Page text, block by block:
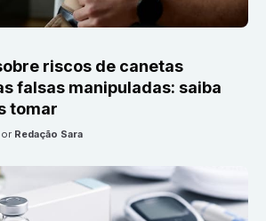
riscos de canetas
falsas manipuladas: saiba
tomar
Redação Sara